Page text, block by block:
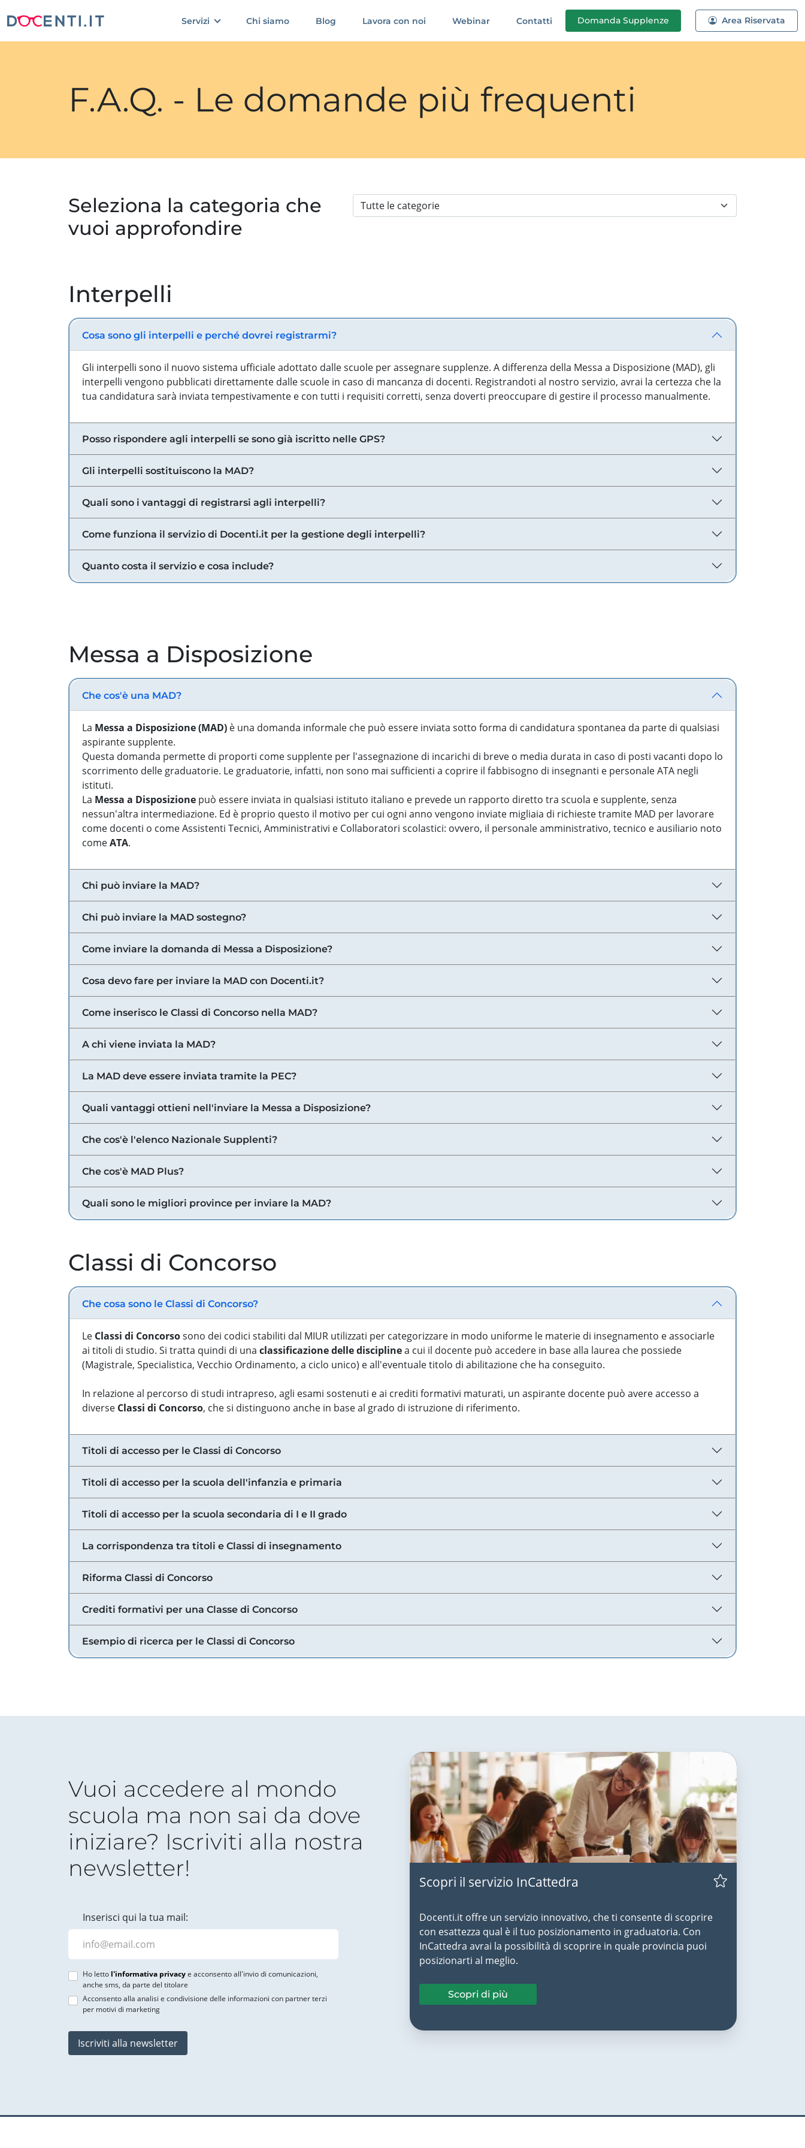
Servizi Chi siamo Blog Lavora con noi Webinar Contatti Domanda Supplenze Area Riservata
F.A.Q. - Le domande più frequenti
Seleziona la categoria che
vuoi approfondire
Interpelli
Cosa sono gli interpelli e perché dovrei registrarmi?
Gli interpelli sono il nuovo sistema ufficiale adottato dalle scuole per assegnare supplenze. A differenza della Messa a Disposizione (MAD), gli
interpelli vengono pubblicati direttamente dalle scuole in caso di mancanza di docenti. Registrandoti al nostro servizio, avrai la certezza che la
tua candidatura sarà inviata tempestivamente e con tutti i requisiti corretti, senza doverti preoccupare di gestire il processo manualmente.
Posso rispondere agli interpelli se sono già iscritto nelle GPS?
Gli interpelli sostituiscono la MAD?
Quali sono i vantaggi di registrarsi agli interpelli?
Come funziona il servizio di Docenti.it per la gestione degli interpelli?
Quanto costa il servizio e cosa include?
Messa a Disposizione
Che cos'è una MAD?
La Messa a Disposizione (MAD) è una domanda informale che può essere inviata sotto forma di candidatura spontanea da parte di qualsiasi
aspirante supplente.
Questa domanda permette di proporti come supplente per l'assegnazione di incarichi di breve o media durata in caso di posti vacanti dopo lo
scorrimento delle graduatorie. Le graduatorie, infatti, non sono mai sufficienti a coprire il fabbisogno di insegnanti e personale ATA negli
istituti.
La Messa a Disposizione può essere inviata in qualsiasi istituto italiano e prevede un rapporto diretto tra scuola e supplente, senza
nessun'altra intermediazione. Ed è proprio questo il motivo per cui ogni anno vengono inviate migliaia di richieste tramite MAD per lavorare
come docenti o come Assistenti Tecnici, Amministrativi e Collaboratori scolastici: ovvero, il personale amministrativo, tecnico e ausiliario noto
comeATA.
Chi può inviare la MAD?
Chi può inviare la MAD sostegno?
Come inviare la domanda di Messa a Disposizione?
Cosa devo fare per inviare la MAD con Docenti.it?
Come inserisco le Classi di Concorso nella MAD?
A chi viene inviata la MAD?
La MAD deve essere inviata tramite la PEC?
Quali vantaggi ottieni nell'inviare la Messa a Disposizione?
Che cos'è l'elenco Nazionale Supplenti?
Che cos'è MAD Plus?
Quali sono le migliori province per inviare la MAD?
Classi di Concorso
Che cosa sono le Classi di Concorso?
Le Classi di Concorsosono dei codici stabiliti dal MIUR utilizzati per categorizzare in modo uniforme le materie di insegnamento e associarle
ai titoli di studio. Si tratta quindi di una classificazione delle disciplinea cui il docente può accedere in base alla laurea che possiede
(Magistrale, Specialistica, Vecchio Ordinamento, a ciclo unico) e all'eventuale titolo di abilitazione che ha conseguito.
In relazione al percorso di studi intrapreso, agli esami sostenuti e ai crediti formativi maturati, un aspirante docente può avere accesso a
diverse Classi di Concorso, che si distinguono anche in base al grado di istruzione di riferimento.
Titoli di accesso per le Classi di Concorso
Titoli di accesso per la scuola dell'infanzia e primaria
Titoli di accesso per la scuola secondaria di I e II grado
La corrispondenza tra titoli e Classi di insegnamento
Riforma Classi di Concorso
Crediti formativi per una Classe di Concorso
Esempio di ricerca per le Classi di Concorso
Vuoi accedere al mondo
scuola ma non sai da dove
iniziare? Iscriviti alla nostra
newsletter!
Inserisci qui la tua mail:
Ho letto l'informativa privacye acconsento all'invio di comunicazioni,
anche sms, da parte del titolare
Acconsento alla analisi e condivisione delle informazioni con partner terzi
per motivi di marketing
Iscriviti alla newsletter
Scopri il servizio InCattedra
Docenti.it offre un servizio innovativo, che ti consente di scoprire
con esattezza qual è il tuo posizionamento in graduatoria. Con
InCattedra avrai la possibilità di scoprire in quale provincia puoi
posizionarti al meglio.
Scopri di più